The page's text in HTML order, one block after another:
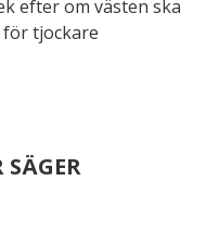
efter om västen ska
tjockare